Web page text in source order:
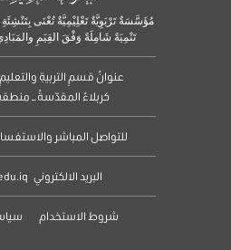
مُؤَسَّسَةٌ تَرْبَوِيَّةٌ تَعْلِيْمِيَّةٌ تُعْنَى
تَنْمِيَةً شَامِلَةً وَفْقَ القِيَمِ
عنوانُ قسمِ التربيةِ
كربلاءُ المقدّسةُ –
للتواصل المباشر
البريد الالكتروني
شروط الاستخدام